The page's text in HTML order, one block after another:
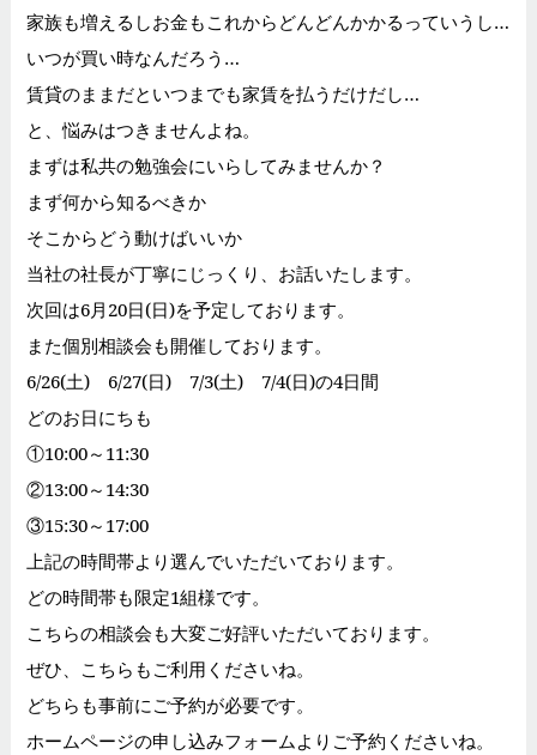
家族も増えるしお金もこれからどんどんかかるっていうし…
いつが買い時なんだろう…
賃貸のままだといつまでも家賃を払うだけだし…
と、悩みはつきませんよね。
まずは私共の勉強会にいらしてみませんか？
まず何から知るべきか
そこからどう動けばいいか
当社の社長が丁寧にじっくり、お話いたします。
次回は6月20日(日)を予定しております。
また個別相談会も開催しております。
6/26(土) 6/27(日) 7/3(土) 7/4(日)の4日間
どのお日にちも
①10:00～11:30
②13:00～14:30
③15:30～17:00
上記の時間帯より選んでいただいております。
どの時間帯も限定1組様です。
こちらの相談会も大変ご好評いただいております。
ぜひ、こちらもご利用くださいね。
どちらも事前にご予約が必要です。
ホームページの申し込みフォームよりご予約くださいね。